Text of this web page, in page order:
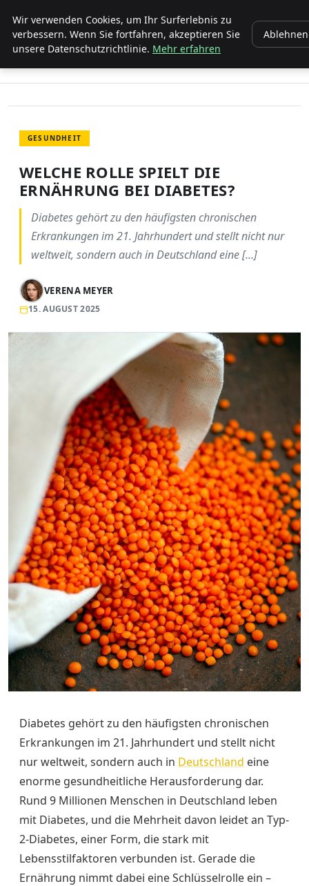
ENTDECKE PFORZHEIM
STARTSEITE
GESUNDHEIT
GESUNDHEIT
WELCHE ROLLE SPIELT DIE
ERNÄHRUNG BEI DIABETES?
Diabetes gehört zu den häufigsten chronischen
Erkrankungen im 21. Jahrhundert und stellt nicht nur
weltweit, sondern auch in Deutschland eine […]
VERENA MEYER
15. AUGUST 2025
Diabetes gehört zu den häufigsten chronischen
Erkrankungen im 21. Jahrhundert und stellt nicht
nur weltweit, sondern auch in Deutschland eine
enorme gesundheitliche Herausforderung dar.
Rund 9 Millionen Menschen in Deutschland leben
mit Diabetes, und die Mehrheit davon leidet an Typ-
2-Diabetes, einer Form, die stark mit
Lebensstilfaktoren verbunden ist. Gerade die
Ernährung nimmt dabei eine Schlüsselrolle ein –
Wir verwenden Cookies, um Ihr Surferlebnis zu
verbessern. Wenn Sie fortfahren, akzeptieren Sie
unsere Datenschutzrichtlinie. Mehr erfahren
Ablehnen